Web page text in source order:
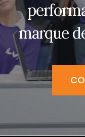
perform
marque d